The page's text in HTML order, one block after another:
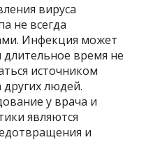
вируса
не всегда
Инфекция может
время не
источником
других людей.
у врача и
являются
и